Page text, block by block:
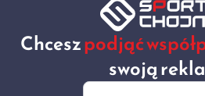
Chceszpodjąć
swoją